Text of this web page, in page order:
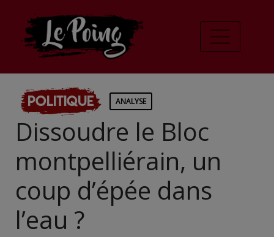
Politique ANALYSE
Dissoudre le Bloc
montpelliérain, un
coup d’épée dans
l’eau ?